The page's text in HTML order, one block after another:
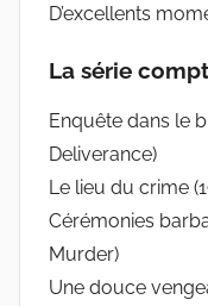
D’excellents
La série
Enquête dans le
Deliverance)
Le lieu du crime
Cérémonies
Murder)
Une douce